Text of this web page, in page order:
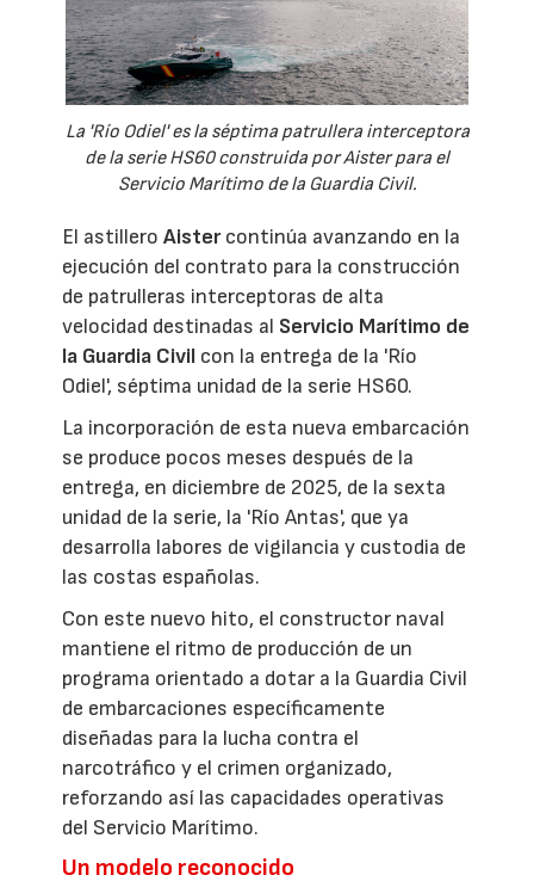
La 'Río Odiel' es la séptima patrullera interceptora
de la serie HS60 construida por Aister para el
Servicio Marítimo de la Guardia Civil.
El astilleroAistercontinúa avanzando en la
ejecución del contrato para la construcción
de patrulleras interceptoras de alta
velocidad destinadas al Servicio Marítimo de
la Guardia Civil con la entrega de la 'Río
Odiel', séptima unidad de la serie HS60.
La incorporación de esta nueva embarcación
se produce pocos meses después de la
entrega, en diciembre de 2025, de la sexta
unidad de la serie, la 'Río Antas', que ya
desarrolla labores de vigilancia y custodia de
las costas españolas.
Con este nuevo hito, el constructor naval
mantiene el ritmo de producción de un
programa orientado a dotar a la Guardia Civil
de embarcaciones específicamente
diseñadas para la lucha contra el
narcotráfico y el crimen organizado,
reforzando así las capacidades operativas
del Servicio Marítimo.
Un modelo reconocido